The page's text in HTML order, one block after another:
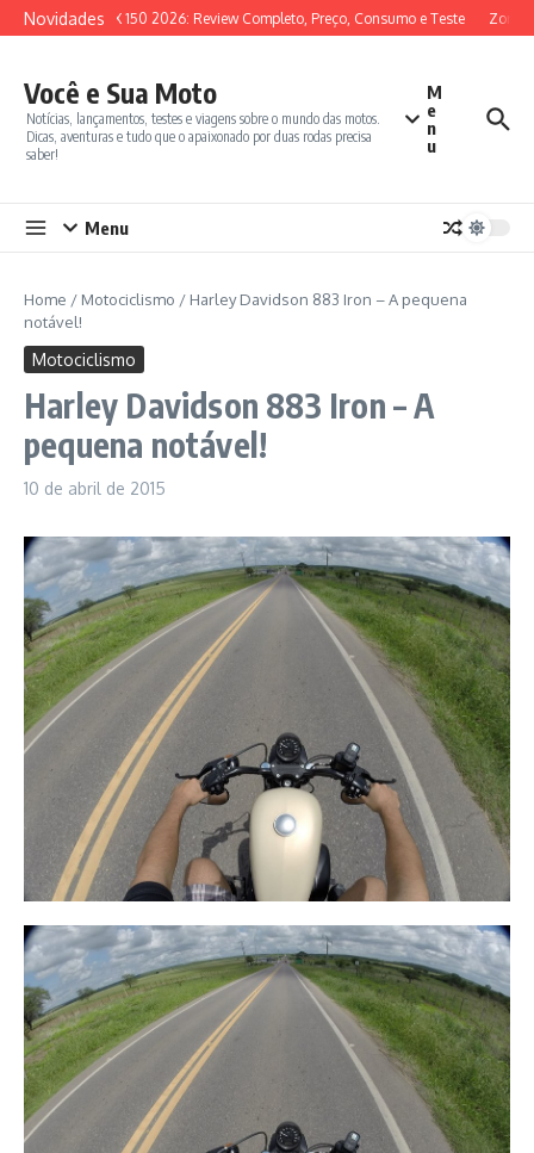
Ir para o conteúdo
Novidades
SYM ADX 150 2026: Review Completo, Preço, Consumo e Teste Zontes
Você e Sua Moto
Notícias, lançamentos, testes e viagens sobre o mundo das motos.
Dicas, aventuras e tudo que o apaixonado por duas rodas precisa
saber!
M
e
n
u
Menu
Home / Motociclismo / Harley Davidson 883 Iron – A pequena
notável!
Motociclismo
Harley Davidson 883 Iron – A
pequena notável!
10 de abril de 2015